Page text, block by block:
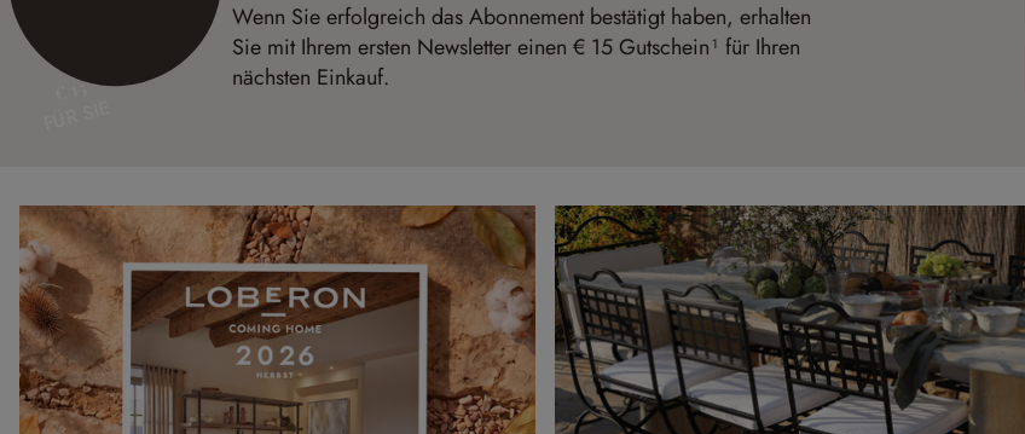
€ 15
Wenn Sie erfolgreich das Abonnement bestätigt haben, erhalten
Sie mit Ihrem ersten Newsletter einen € 15 Gutschein¹ für Ihren
nächsten Einkauf.